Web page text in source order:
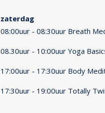
zaterdag
08:00uur - 08:30uur Breath
08.30uur - 10:00uur Yoga
17:00uur - 17:30uur Body
17:30uur - 19:00uur Totally